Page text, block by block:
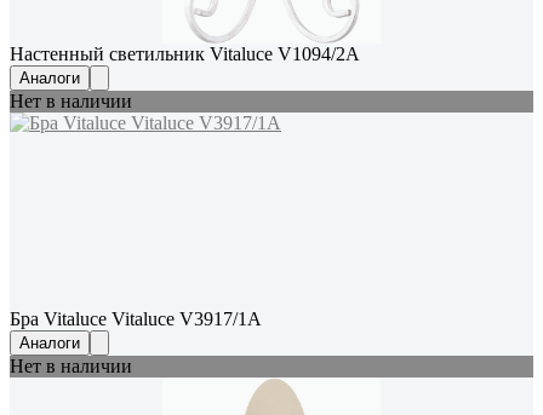
Настенный светильник Vitaluce V1094/2A
Аналоги
Нет в наличии
Бра Vitaluce Vitaluce V3917/1A
Аналоги
Нет в наличии